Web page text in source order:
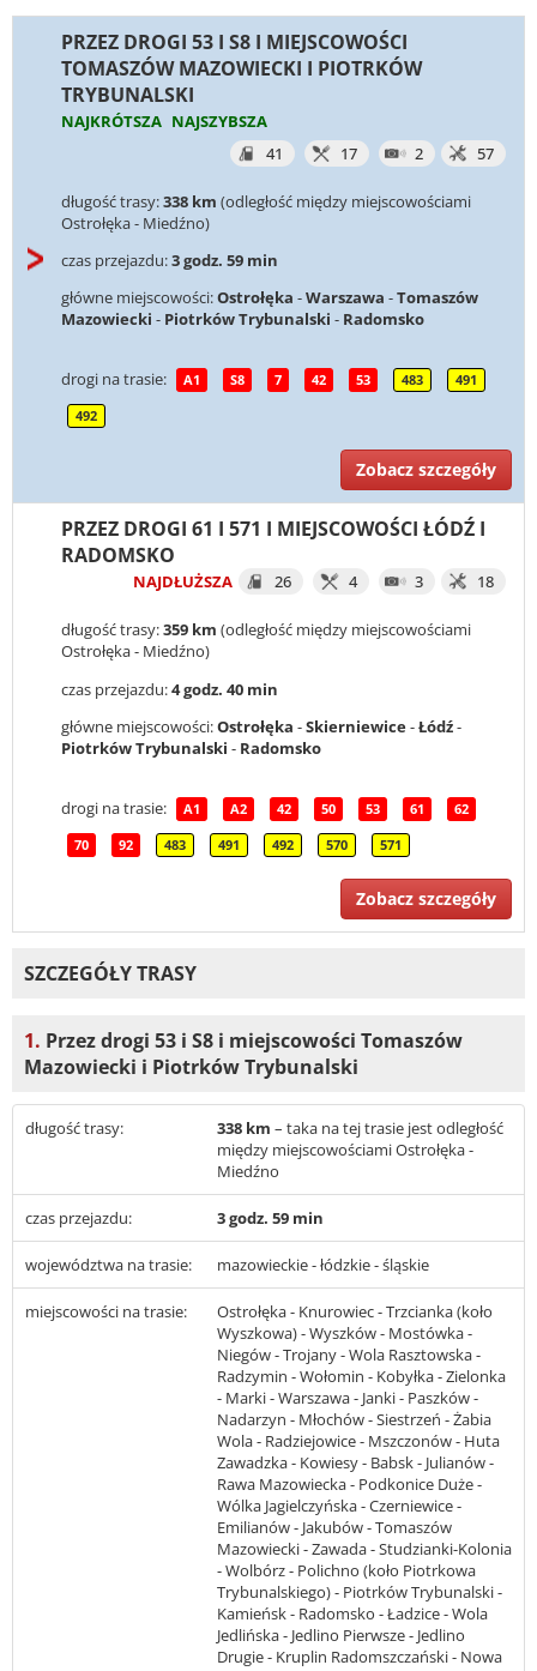
PRZEZ DROGI 53 I S8 I MIEJSCOWOŚCI
TOMASZÓW MAZOWIECKI I PIOTRKÓW
TRYBUNALSKI
NAJKRÓTSZA NAJSZYBSZA
41
17 2 57
długość trasy:338 km (odległość między miejscowościami
Ostrołęka - Miedźno)
czas przejazdu:3 godz. 59 min
główne miejscowości:Ostrołęka -Warszawa -Tomaszów
Mazowiecki - Piotrków Trybunalski - Radomsko
drogi na trasie: A1 S8 7 42 53 483 491
492
Zobacz szczegóły
PRZEZ DROGI 61 I 571 I MIEJSCOWOŚCI ŁÓDŹ I
RADOMSKO
NAJDŁUŻSZA 26 4 3 18
długość trasy:359 km (odległość między miejscowościami
Ostrołęka - Miedźno)
czas przejazdu:4 godz. 40 min
główne miejscowości:Ostrołęka -Skierniewice-Łódź-
Piotrków Trybunalski - Radomsko
drogi na trasie: A1 A2 42 50 53 61 62
70 92 483 491 492 570 571
Zobacz szczegóły
SZCZEGÓŁY TRASY
1. Przez drogi 53 i S8 i miejscowości Tomaszów
Mazowiecki i Piotrków Trybunalski
długość trasy: 338 km – taka na tej trasie jest odległość
między miejscowościami Ostrołęka -
Miedźno
czas przejazdu: 3 godz. 59 min
województwa na trasie: mazowieckie - łódzkie - śląskie
miejscowości na trasie:
Ostrołęka - Knurowiec - Trzcianka (koło
Wyszkowa) - Wyszków - Mostówka -
Niegów - Trojany - Wola Rasztowska -
Radzymin - Wołomin - Kobyłka - Zielonka
- Marki - Warszawa - Janki - Paszków -
Nadarzyn - Młochów - Siestrzeń - Żabia
Wola - Radziejowice - Mszczonów - Huta
Zawadzka - Kowiesy - Babsk - Julianów -
Rawa Mazowiecka - Podkonice Duże -
Wólka Jagielczyńska - Czerniewice -
Emilianów - Jakubów - Tomaszów
Mazowiecki - Zawada - Studzianki-Kolonia
- Wolbórz - Polichno (koło Piotrkowa
Trybunalskiego) - Piotrków Trybunalski -
Kamieńsk - Radomsko - Ładzice - Wola
Jedlińska - Jedlino Pierwsze - Jedlino
Drugie - Kruplin Radomszczański - Nowa